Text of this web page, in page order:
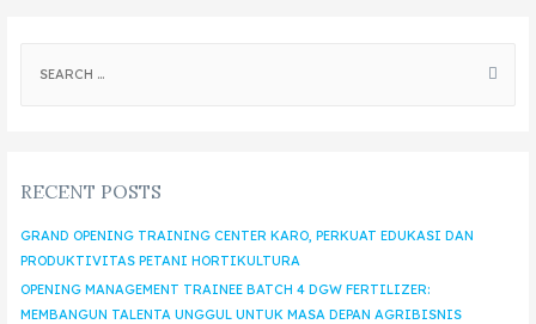
RECENT POSTS
GRAND OPENING TRAINING CENTER KARO, PERKUAT EDUKASI DAN
PRODUKTIVITAS PETANI HORTIKULTURA
OPENING MANAGEMENT TRAINEE BATCH 4 DGW FERTILIZER:
MEMBANGUN TALENTA UNGGUL UNTUK MASA DEPAN AGRIBISNIS